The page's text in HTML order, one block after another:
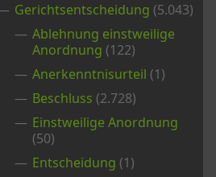
Gerichtsentscheidung (5.043)
Ablehnung einstweilige
Anordnung (122)
Anerkenntnisurteil (1)
Beschluss (2.728)
Einstweilige Anordnung
(50)
Entscheidung (1)